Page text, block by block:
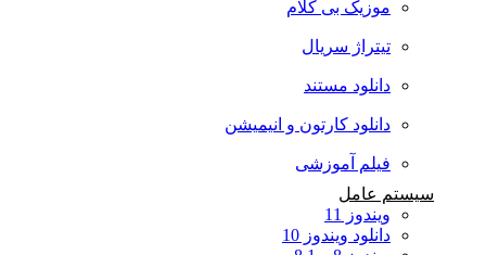
موزیک بی کلام
تیتراژ سریال
دانلود مستند
دانلود کارتون و انیمیشن
فیلم آموزشی
سیستم عامل
ویندوز 11
دانلود ویندوز 10